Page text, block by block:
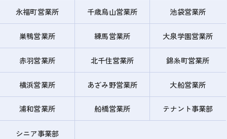
永福町営業所 千歳烏山営業所 池袋営業所
巣鴨営業所 練馬営業所 大泉学園営業所
赤羽営業所 北千住営業所 錦糸町営業所
横浜営業所 あざみ野営業所 大船営業所
浦和営業所 船橋営業所 テナント事業部
シニア事業部